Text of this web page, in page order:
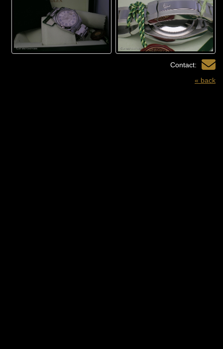
Contact:
« back